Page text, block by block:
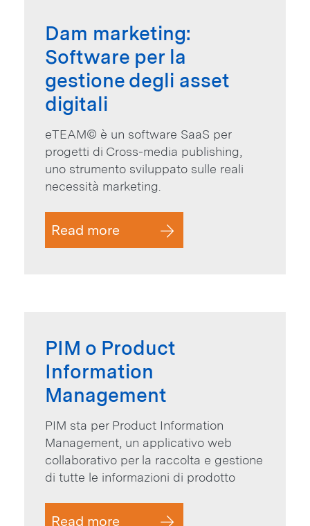
Dam marketing:
Software per la
gestione degli asset
digitali
eTEAM© è un software SaaS per
progetti di Cross-media publishing,
uno strumento sviluppato sulle reali
necessità marketing.
Read more
PIM o Product
Information
Management
PIM sta per Product Information
Management, un applicativo web
collaborativo per la raccolta e gestione
di tutte le informazioni di prodotto
Read more